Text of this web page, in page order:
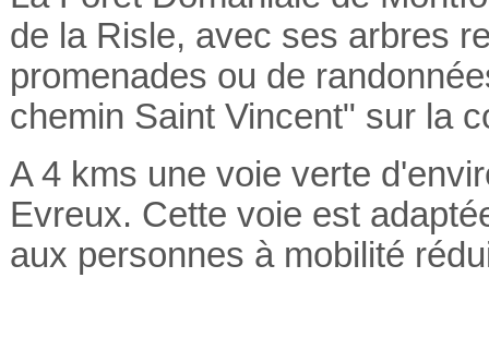
de la Risle, avec ses arbres
promenades ou de
chemin Saint Vincent" sur la
A 4 kms une voie verte
Evreux. Cette voie est
aux personnes à mobilité